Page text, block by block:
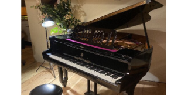
Paulellosnaren staan garant voor
klank.
II heeft een mooie, volle
sustain.
lessenaar is ontworpen voor een
van klank.
een geïntegreerde , niet-
ingebouwd in de lessenaar.